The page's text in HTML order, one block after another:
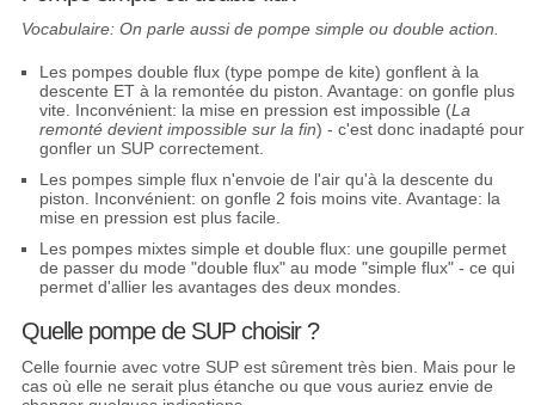
Vocabulaire: On parle aussi de pompe simple ou double action.
Les pompes double flux (type pompe de kite) gonflent à la
descente ET à la remontée du piston. Avantage: on gonfle plus
vite. Inconvénient: la mise en pression est impossible (La
remonté devient impossible sur la fin) - c'est donc inadapté pour
gonfler un SUP correctement.
Les pompes simple flux n'envoie de l'air qu'à la descente du
piston. Inconvénient: on gonfle 2 fois moins vite. Avantage: la
mise en pression est plus facile.
Les pompes mixtes simple et double flux: une goupille permet
de passer du mode "double flux" au mode "simple flux" - ce qui
permet d'allier les avantages des deux mondes.
Quelle pompe de SUP choisir ?
Celle fournie avec votre SUP est sûrement très bien. Mais pour le
cas où elle ne serait plus étanche ou que vous auriez envie de